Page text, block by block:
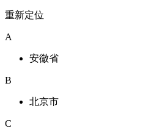
重新定位
A
安徽省
B
北京市
C